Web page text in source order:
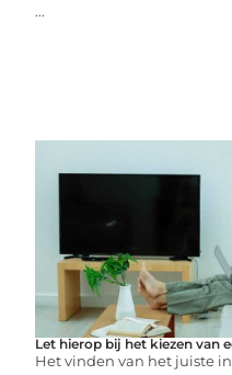
...
Let hierop bij het kiezen van
Het vinden van het juiste